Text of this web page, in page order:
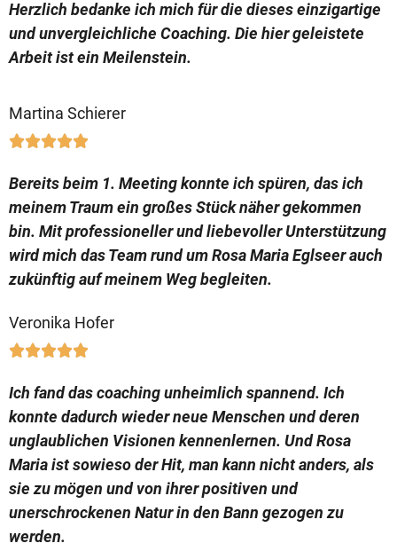
Herzlich bedanke ich mich für die dieses einzigartige
und unvergleichliche Coaching. Die hier geleistete
Arbeit ist ein Meilenstein.
Martina Schierer

Bereits beim 1. Meeting konnte ich spüren, das ich
meinem Traum ein großes Stück näher gekommen
bin. Mit professioneller und liebevoller Unterstützung
wird mich das Team rund um Rosa Maria Eglseer auch
zukünftig auf meinem Weg begleiten.
Veronika Hofer

Ich fand das coaching unheimlich spannend. Ich
konnte dadurch wieder neue Menschen und deren
unglaublichen Visionen kennenlernen. Und Rosa
Maria ist sowieso der Hit, man kann nicht anders, als
sie zu mögen und von ihrer positiven und
unerschrockenen Natur in den Bann gezogen zu
werden.